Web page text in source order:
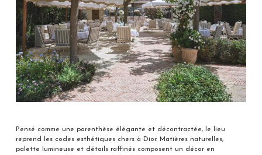
Pensé comme une parenthèse élégante et décontractée, le lieu
reprend les codes esthétiques chers à Dior. Matières naturelles,
palette lumineuse et détails raffinés composent un décor en